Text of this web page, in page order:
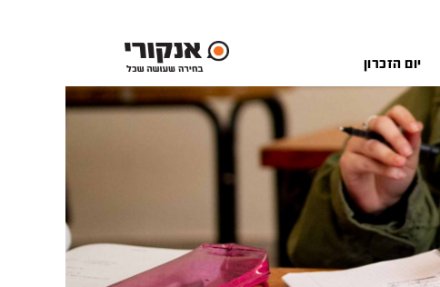
יום הזכרון